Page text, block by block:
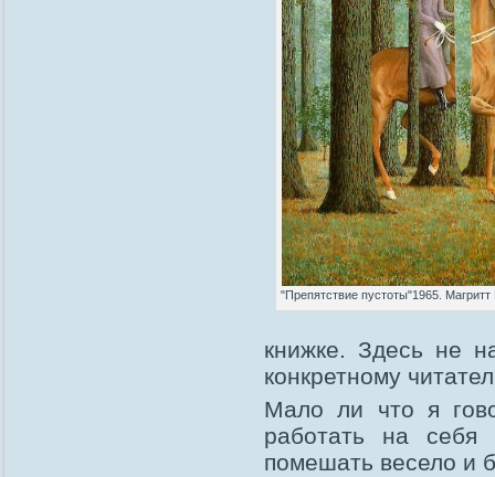
"Препятствие пустоты"1965. Магритт
книжке. Здесь не
конкретному
Мало ли что я
работать на
помешать весело и